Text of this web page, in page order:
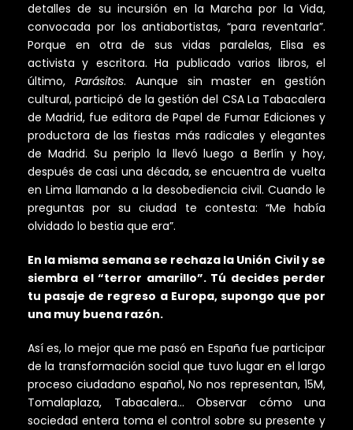
detalles de su incursión en la Marcha por la Vida,
convocada por los antiabortistas, “para reventarla”.
Porque en otra de sus vidas paralelas, Elisa es
activista y escritora. Ha publicado varios libros, el
último, Parásitos. Aunque sin master en gestión
cultural, participó de la gestión del CSA La Tabacalera
de Madrid, fue editora de Papel de Fumar Ediciones y
productora de las fiestas más radicales y elegantes
de Madrid. Su periplo la llevó luego a Berlín y hoy,
después de casi una década, se encuentra de vuelta
en Lima llamando a la desobediencia civil. Cuando le
preguntas por su ciudad te contesta: “Me había
olvidado lo bestia que era”.
En la misma semana se rechaza la Unión Civil y se
siembra el “terror amarillo”. Tú decides perder
tu pasaje de regreso a Europa, supongo que por
una muy buena razón.
Así es, lo mejor que me pasó en España fue participar
de la transformación social que tuvo lugar en el largo
proceso ciudadano español, No nos representan, 15M,
Tomalaplaza, Tabacalera… Observar cómo una
sociedad entera toma el control sobre su presente y